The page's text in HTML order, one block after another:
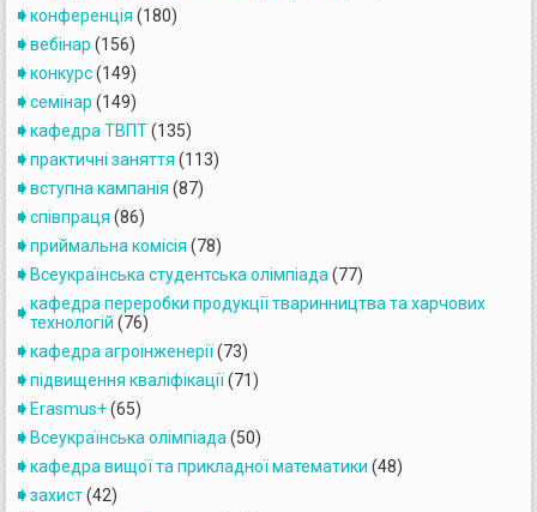
конференція (180)
вебінар (156)
конкурс(149)
семінар (149)
кафедра ТВПТ(135)
практичні заняття (113)
вступна кампанія (87)
співпраця (86)
приймальна комісія (78)
Всеукраїнська студентська олімпіада (77)
кафедра переробки продукції тваринництва та харчових
технологій (76)
кафедра агроінженерiї(73)
підвищення кваліфікації(71)
Erasmus+(65)
Всеукраїнська олімпіада (50)
кафедра вищої та прикладної математики (48)
захист(42)